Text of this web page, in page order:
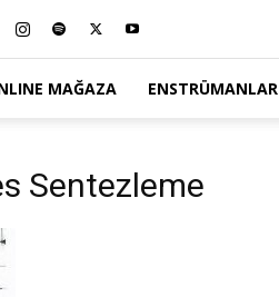
MAĞAZA ENSTRÜMANLAR
Sentezleme